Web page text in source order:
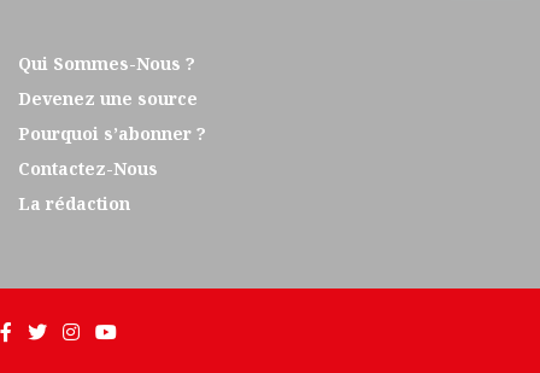
Qui Sommes-Nous ?
Devenez une source
Pourquoi s’abonner ?
Contactez-Nous
La rédaction